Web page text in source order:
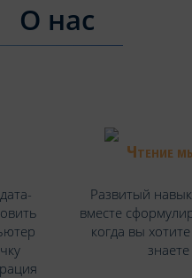
О нас
Чтение
Развитый
вместе
когда вы